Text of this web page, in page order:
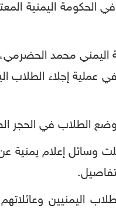
الحكومة اليمنية
اليمني محمد
عملية إجلاء الطلاب
وضع الطلاب في الحجر
إعلام يمنية عن
187 من الطلاب